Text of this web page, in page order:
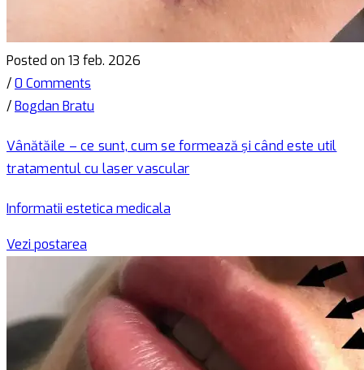
Posted on 13 feb. 2026
/0 Comments
/Bogdan Bratu
Vânătăile – ce sunt, cum se formează și când este util
tratamentul cu laser vascular
Informatii estetica medicala
Vezi postarea